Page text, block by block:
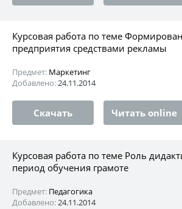
Курсовая работа по теме
предприятия средствами рекламы
Предмет: Маркетинг
Добавлено:24.11.2014
Скачать Читать online
Курсовая работа по теме Роль
период обучения грамоте
Предмет: Педагогика
Добавлено:24.11.2014